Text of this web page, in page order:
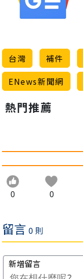
台灣 補件
ENews新聞網
熱門推薦
0 0